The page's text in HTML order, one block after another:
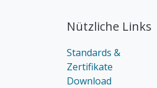
Nützliche Links
Standards &
Zertifikate
Download